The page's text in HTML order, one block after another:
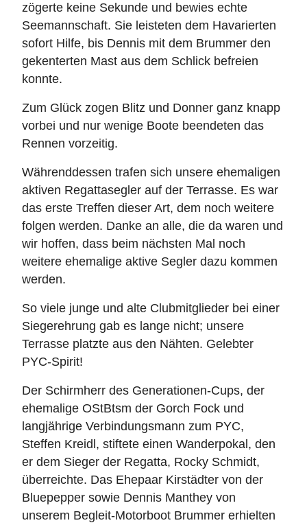
zögerte keine Sekunde und bewies echte
Seemannschaft. Sie leisteten dem Havarierten
sofort Hilfe, bis Dennis mit dem Brummer den
gekenterten Mast aus dem Schlick befreien
konnte.
Zum Glück zogen Blitz und Donner ganz knapp
vorbei und nur wenige Boote beendeten das
Rennen vorzeitig.
Währenddessen trafen sich unsere ehemaligen
aktiven Regattasegler auf der Terrasse. Es war
das erste Treffen dieser Art, dem noch weitere
folgen werden. Danke an alle, die da waren und
wir hoffen, dass beim nächsten Mal noch
weitere ehemalige aktive Segler dazu kommen
werden.
So viele junge und alte Clubmitglieder bei einer
Siegerehrung gab es lange nicht; unsere
Terrasse platzte aus den Nähten. Gelebter
PYC-Spirit!
Der Schirmherr des Generationen-Cups, der
ehemalige OStBtsm der Gorch Fock und
langjährige Verbindungsmann zum PYC,
Steffen Kreidl, stiftete einen Wanderpokal, den
er dem Sieger der Regatta, Rocky Schmidt,
überreichte. Das Ehepaar Kirstädter von der
Bluepepper sowie Dennis Manthey von
unserem Begleit-Motorboot Brummer erhielten